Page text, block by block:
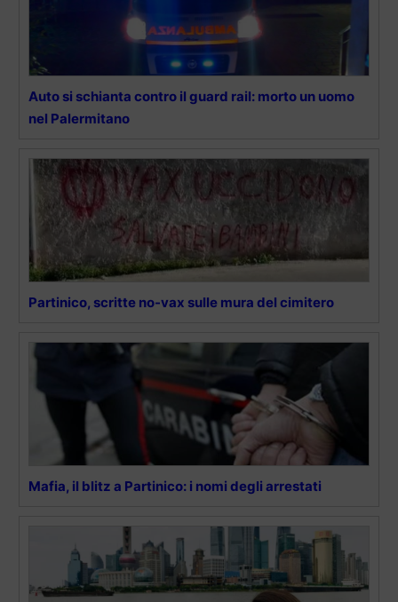
Auto si schianta contro il guard rail: morto un uomo
nel Palermitano
Partinico, scritte no-vax sulle mura del cimitero
Mafia, il blitz a Partinico: i nomi degli arrestati